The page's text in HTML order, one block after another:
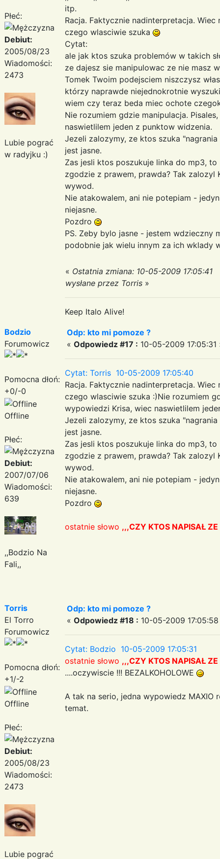
Płeć:
Debiut:
2005/08/23
Wiadomości:
2473
Lubie pograć
w radyjku :)
itp.
Racja. Faktycznie nadinterpretacja.
czego wlasciwie szuka
Cytat:
ale jak ktos szuka problemów w takich
ze dajesz sie manipulowac ze nie masz
Tomek Twoim podejsciem niszczysz
którzy naprawde niejednokrotnie
wiem czy teraz beda miec ochote
Nie rozumiem gdzie manipulacja.
naswietlilem jeden z punktow widzenia.
Jezeli zalozymy, ze ktos szuka
jest jasne.
Zas jesli ktos poszukuje linka do mp3,
zgodzie z prawem, prawda? Tak
wywod.
Nie atakowalem, ani nie potepiam -
niejasne.
Pozdro
PS. Zeby bylo jasne - jestem wdzieczny
podobnie jak wielu innym za ich wklady
« Ostatnia zmiana: 10-05-2009 17:05:41
wysłane przez Torris »
Keep Italo Alive!
Bodzio
Forumowicz
Pomocna dłoń:
+0/-0
Offline
Płeć:
Debiut:
2007/07/06
Wiadomości:
639
,,Bodzio Na
Fali,,
Odp: kto mi pomoze ?
« Odpowiedz #17 : 10-05-2009 17:05:31
Cytat: Torris 10-05-2009 17:05:40
Racja. Faktycznie nadinterpretacja.
czego wlasciwie szuka :)Nie rozumiem
wypowiedzi Krisa, wiec naswietlilem
Jezeli zalozymy, ze ktos szuka
jest jasne.
Zas jesli ktos poszukuje linka do mp3,
zgodzie z prawem, prawda? Tak
wywod.
Nie atakowalem, ani nie potepiam -
niejasne.
Pozdro
ostatnie słowo ,,,CZY KTOS NAPISAŁ
Torris
El Torro
Forumowicz
Pomocna dłoń:
+1/-2
Offline
Płeć:
Debiut:
2005/08/23
Wiadomości:
2473
Lubie pograć
Odp: kto mi pomoze ?
« Odpowiedz #18 : 10-05-2009
Cytat: Bodzio 10-05-2009 17:05:31
ostatnie słowo ,,,CZY KTOS NAPISAŁ
....oczywiscie !!! BEZALKOHOLOWE
A tak na serio, jedna wypowiedz
temat.